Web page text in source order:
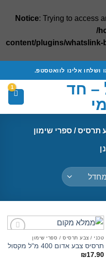
Notice: Trying to access
/
content/plugins/whatslink-
אלינו לוואטסטפ.
תרסיס / ספרי שימון
wishlist
טכני / צבע תרסיס / ספרי שימון
תרסיס צבע אדום 400 מ"ל מקסול
₪17.90